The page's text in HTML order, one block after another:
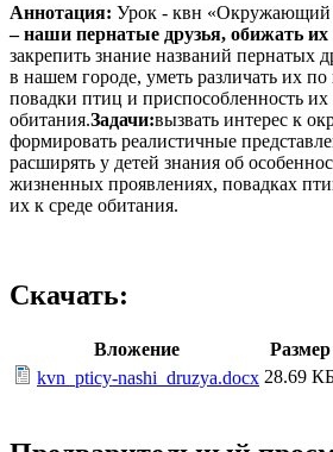
Аннотация: Урок - квн «Окружающий
– наши пернатые друзья, обижать их
закрепить знание названий пернатых
в нашем городе, уметь различать их
повадки птиц и приспособленность их
обитания.Задачи:вызвать интерес к
формировать реалистичные
расширять у детей знания об
жизненных проявлениях, повадках
их к среде обитания.
Скачать:
Вложение
Размер
kvn_pticy-nashi_druzya.docx 28.69